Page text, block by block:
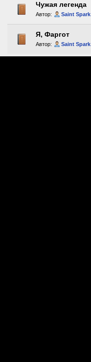
Чужая легенда
Автор: Saint Spark
Я, Фаргот
Автор: Saint Spark